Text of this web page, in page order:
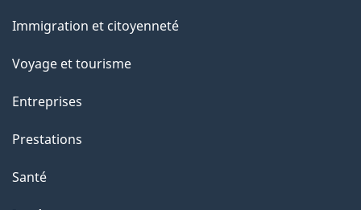
a
c
i
o
s
sujets
Immigration et citoyenneté
Voyage et tourisme
Entreprises
Prestations
Santé